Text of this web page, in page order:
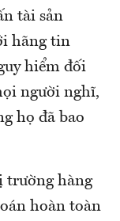
tài sản
hãng tin
hiểm đối
người nghĩ,
họ đã bao
trường hàng
hoàn toàn